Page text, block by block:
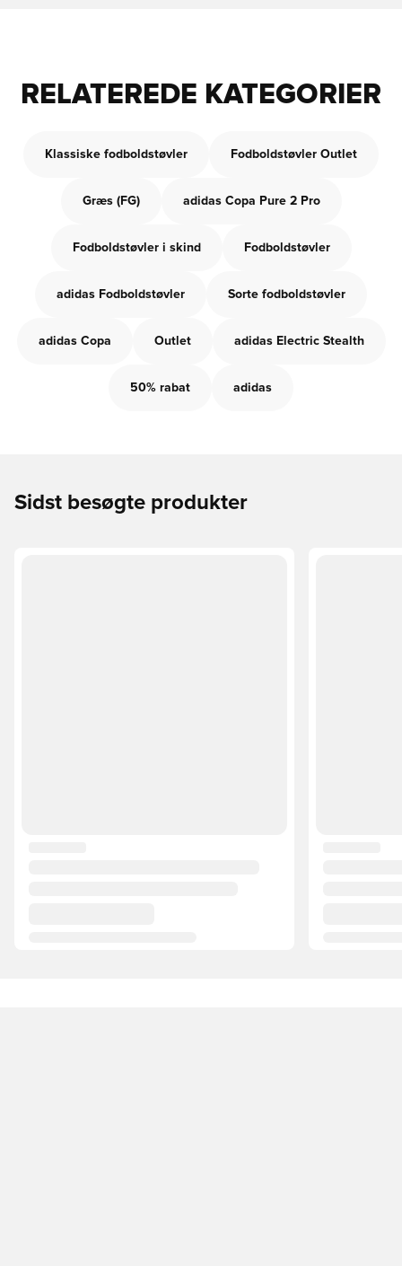
RELATEREDE KATEGORIER
Klassiske fodboldstøvler Fodboldstøvler Outlet
Græs (FG) adidas Copa Pure 2 Pro
Fodboldstøvler i skind Fodboldstøvler
adidas Fodboldstøvler Sorte fodboldstøvler
adidas Copa Outlet adidas Electric Stealth
50% rabat adidas
Sidst besøgte produkter